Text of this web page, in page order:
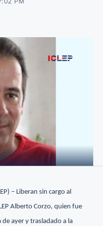
– Liberan sin cargo al
Alberto Corzo, quien fue
ayer y trasladado a la